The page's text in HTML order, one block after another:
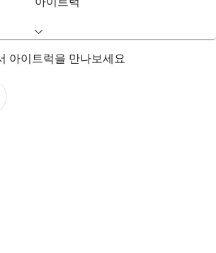
아이트럭을 만나보세요